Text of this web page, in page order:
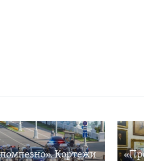
Кортежи